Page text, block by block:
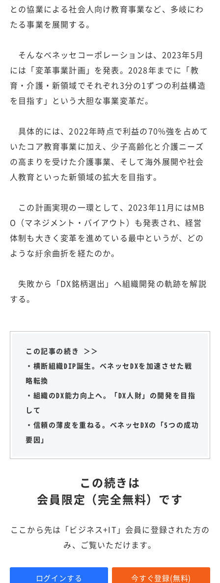
との協業による社会人向け教育事業など、多岐にわ
たる事業を展開する。
そんなベネッセコーポレーションは、2023年5月
には「変革事業計画」を発表。2028年までに「教
育・介護・新領域でそれぞれ3分の1ずつの利益構造
を目指す」という大胆な事業変革だ。
具体的には、2022年時点で利益の70%強を占めて
いたコア教育事業に加え、少子高齢化と介護ニーズ
の高まりを受けた介護事業、そして海外展開や社会
人教育といった新領域の拡大を目指す。
この計画実現の一環として、2023年11月にはMB
O（マネジメント・バイアウト）も発表され、経営
体制も大きく変革を進めている最中というが、どの
ような紆余曲折を経たのか。
失敗から「DX銘柄選出」へ組織開発の軌跡を解説
する。
この記事の続き ＞＞
・横断組織DIP誕生。ベネッセDXを加速させた戦
略転換
・組織のDX能力向上へ。「DX人財」の開発を目指
して
・信頼の薄皮を重ねる。ベネッセDXの「5つの成功
要因」
この続きは
会員限定（完全無料）です
ここから先は「ビジネス+IT」会員に登録された方の
み、ご覧いただけます。
ログインする 今すぐ登録(無料)